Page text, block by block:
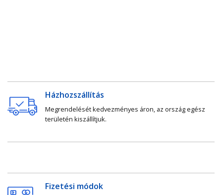
Házhozszállítás
Megrendelését kedvezményes áron, az ország egész
területén kiszállítjuk.
Fizetési módok